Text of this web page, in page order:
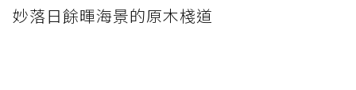
妙落日餘暉海景的原木棧道